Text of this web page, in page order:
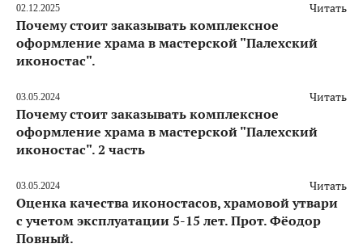
02.12.2025 Читать
Почему стоит заказывать комплексное
оформление храма в мастерской "Палехский
иконостас".
03.05.2024 Читать
Почему стоит заказывать комплексное
оформление храма в мастерской "Палехский
иконостас". 2 часть
03.05.2024 Читать
Оценка качества иконостасов, храмовой утвари
с учетом эксплуатации 5-15 лет. Прот. Фёодор
Повный.